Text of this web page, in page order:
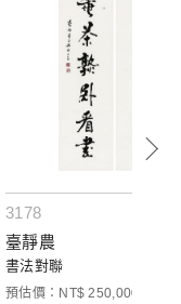
3178
臺靜農
書法對聯
預估價：NT$ 250,000-